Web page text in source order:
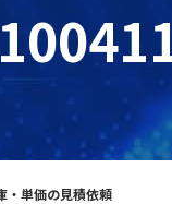
単価の見積依頼